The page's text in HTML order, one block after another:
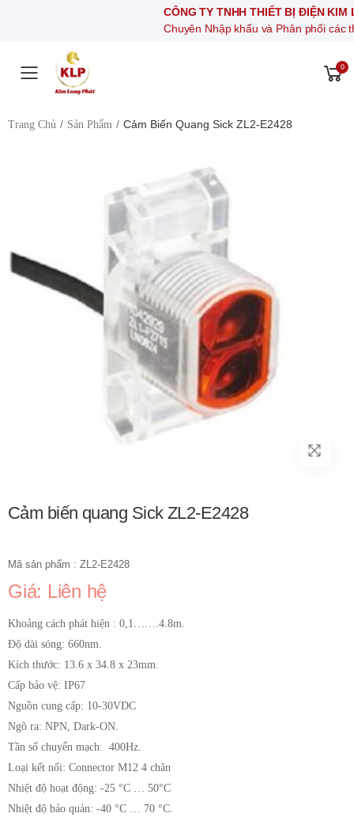
CÔNG TY TNHH THIẾT BỊ ĐIỆN KIM LONG
Chuyên Nhập khẩu và Phân phối các thiết bị
Toggle mobile menu
0
Trang Chủ Sản Phẩm Cảm Biến Quang Sick ZL2-E2428
Cảm biến quang Sick ZL2-E2428
Mã sản phẩm : ZL2-E2428
Giá: Liên hệ
Khoảng cách phát hiện : 0,1…….4.8m.
Độ dài sóng: 660nm.
Kích thước: 13.6 x 34.8 x 23mm.
Cấp bảo vệ: IP67
Nguồn cung cấp: 10-30VDC
Ngõ ra: NPN, Dark-ON.
Tần số chuyển mạch: 400Hz.
Loại kết nối: Connector M12 4 chân
Nhiệt độ hoạt động: -25 °C … 50°C
Nhiệt độ bảo quản: -40 °C … 70 °C.